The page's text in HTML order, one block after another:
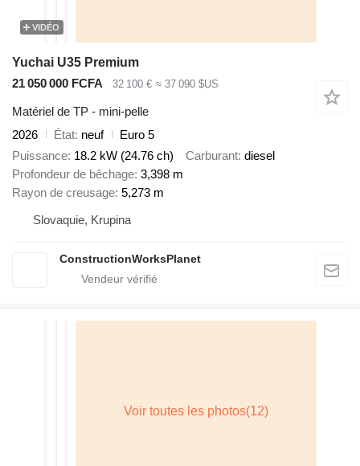
VIDÉO
Yuchai U35 Premium
21 050 000 FCFA
32 100 € ≈ 37 090 $US
Matériel de TP - mini-pelle
2026
État neuf
Euro 5
Puissance 18.2 kW (24.76 ch) Carburant diesel
Profondeur de bêchage 3,398 m
Rayon de creusage 5,273 m
Slovaquie, Krupina
ConstructionWorksPlanet